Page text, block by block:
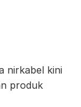
nirkabel kini
produk